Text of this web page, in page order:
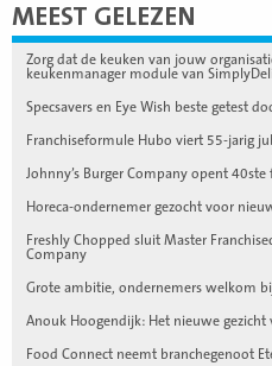
MEEST GELEZEN
Zorg dat de keuken van jouw
keukenmanager module van
Specsavers en Eye Wish beste getest
Franchiseformule Hubo viert 55-jarig
Johnny’s Burger Company opent
Horeca-ondernemer gezocht voor
Freshly Chopped sluit Master
Company
Grote ambitie, ondernemers welkom
Anouk Hoogendijk: Het nieuwe
Food Connect neemt branchegenoot